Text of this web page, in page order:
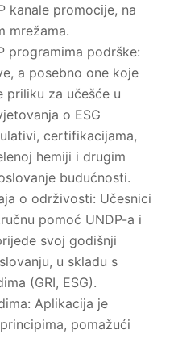
kanale promocije, na
mrežama.
programima podrške:
a posebno one koje
priliku za učešće u
o ESG
certifikacijama,
hemiji i drugim
budućnosti.
o održivosti: Učesnici
pomoć UNDP-a i
svoj godišnji
u skladu s
(GRI, ESG).
Aplikacija je
pomažući